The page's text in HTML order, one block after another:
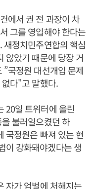
에서 권 전 과장이 차
그를 영입해야 한다는
새정치민주연합의 핵심
않았기 때문에 당장 거
국정원 대선개입 문제
다"고 말했다.
20일 트위터에 올린
불러일으켰던 하
국정원은 빠져 있는 현
이 강화돼야겠다는 생
자가 엄벌에 처해지는